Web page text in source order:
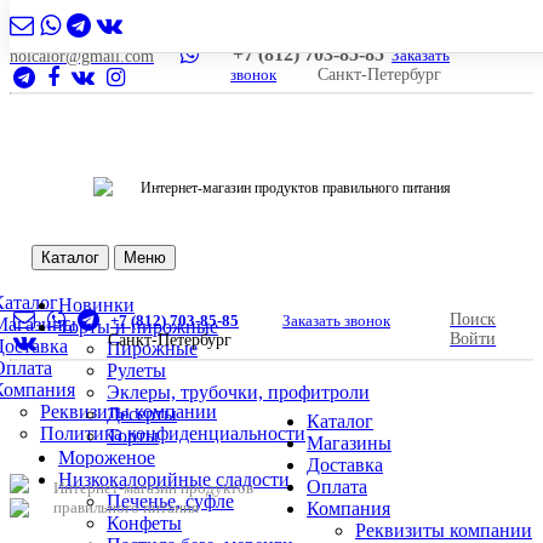
nolcalor@gmail.com +7 (812) 703-85-85 Заказать
звонок
Санкт-Петербург
Интернет-магазин продуктов правильного питания
Каталог Меню
Реквизиты компании
Политика конфиденциальности
Новинки
Торты и пирожные
Пирожные
Рулеты
Эклеры, трубочки, профитроли
Десерты
Торты
Мороженое
Низкокалорийные сладости
Печенье, суфле
Конфеты
+7 (812) 703-85-85
Заказать звонок
Санкт-Петербург
Поиск
Войти
Интернет-магазин продуктов
правильного питания
Каталог
Магазины
Доставка
Оплата
Компания
Реквизиты компании